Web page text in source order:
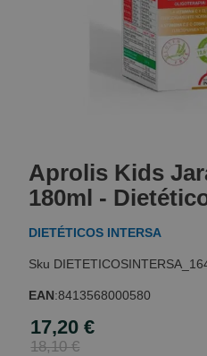
the
beginning
of
the
gallery
Aprolis Kids
180ml -
DIETÉTICOS INTERSA
EAN:8413568000580
Special
Price
17,20 €
18,10 €